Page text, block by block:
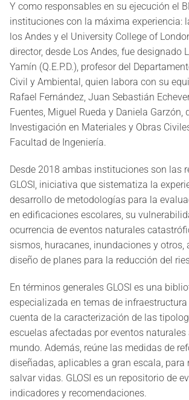
Y como responsables en su ejecución el
instituciones con la máxima experiencia:
los Andes y el University College of
director, desde Los Andes, fue designado
Yamín (Q.E.P.D.), profesor del
Civil y Ambiental, quien labora con su
Rafael Fernández, Juan Sebastián
Fuentes, Miguel Rueda y Daniela Garzón,
Investigación en Materiales y Obras
Facultad de Ingeniería.
Desde 2018 ambas instituciones son las
GLOSI, iniciativa que sistematiza la
desarrollo de metodologías para la
en edificaciones escolares, su
ocurrencia de eventos naturales
sismos, huracanes, inundaciones y otros,
diseño de planes para la reducción del
En términos generales GLOSI es una
especializada en temas de infraestructura
cuenta de la caracterización de las
escuelas afectadas por eventos naturales
mundo. Además, reúne las medidas de
diseñadas, aplicables a gran escala, para
salvar vidas. GLOSI es un repositorio de
indicadores y recomendaciones.